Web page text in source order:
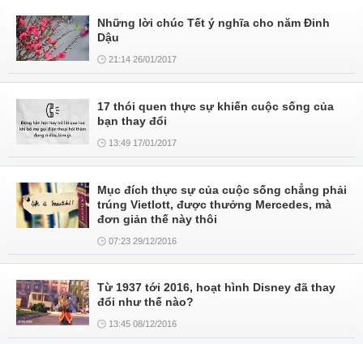
Những lời chúc Tết ý nghĩa cho năm Đinh
Dậu
21:14 26/01/2017
17 thói quen thực sự khiến cuộc sống của
bạn thay đổi
13:49 17/01/2017
Mục đích thực sự của cuộc sống chẳng phải
trúng Vietlott, được thưởng Mercedes, mà
đơn giản thế này thôi
07:23 29/12/2016
Từ 1937 tới 2016, hoạt hình Disney đã thay
đổi như thế nào?
13:45 08/12/2016